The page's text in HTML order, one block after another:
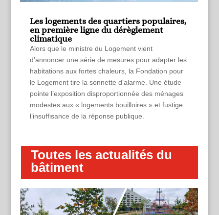
Les logements des quartiers populaires,
en première ligne du dérèglement
climatique
Alors que le ministre du Logement vient
d’annoncer une série de mesures pour adapter les
habitations aux fortes chaleurs, la Fondation pour
le Logement tire la sonnette d’alarme. Une étude
pointe l’exposition disproportionnée des ménages
modestes aux « logements bouilloires » et fustige
l’insuffisance de la réponse publique.
Toutes les actualités du
bâtiment